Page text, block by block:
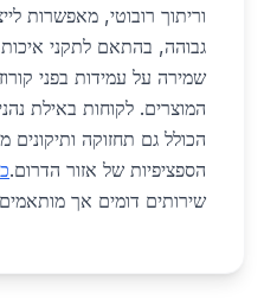
וריתוך רובוטי, מאפשרות
גבוהה, בהתאם לתקני
שמירה על עמידות בפני
המוצרים. לקוחות באילת
הכולל גם תחזוקה
הספציפיות של אזור הדרום.
שירותים דומים אך